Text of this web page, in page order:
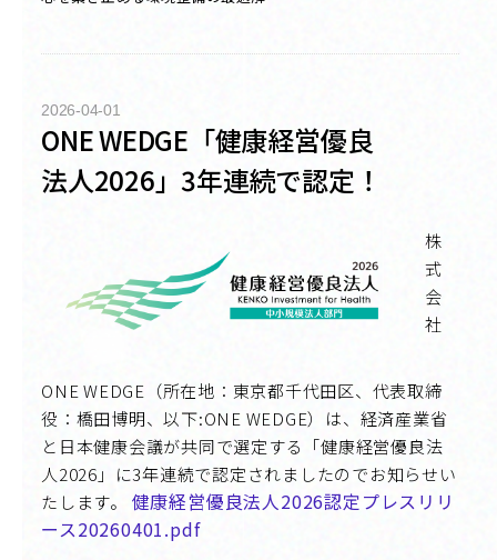
2026-04-01
ONE WEDGE「健康経営優良
法人2026」3年連続で認定！
株
式
会
社
ONE WEDGE（所在地：東京都千代田区、代表取締
役：橋田博明、以下:ONE WEDGE）は、経済産業省
と日本健康会議が共同で選定する「健康経営優良法
人2026」に3年連続で認定されましたのでお知らせい
たします。 健康経営優良法人2026認定プレスリリ
ース20260401.pdf